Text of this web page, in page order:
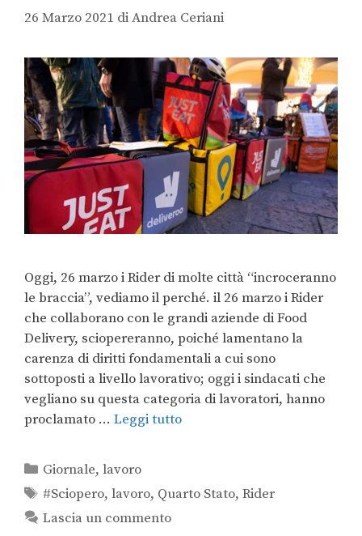
26 Marzo 2021 diAndrea Ceriani
Oggi, 26 marzo i Rider di molte città “incroceranno
le braccia”, vediamo il perché. il 26 marzo i Rider
che collaborano con le grandi aziende di Food
Delivery, sciopereranno, poiché lamentano la
carenza di diritti fondamentali a cui sono
sottoposti a livello lavorativo; oggi i sindacati che
vegliano su questa categoria di lavoratori, hanno
proclamato … Leggi tutto
Giornale,lavoro
#Sciopero,lavoro, Quarto Stato,Rider
Lascia un commento